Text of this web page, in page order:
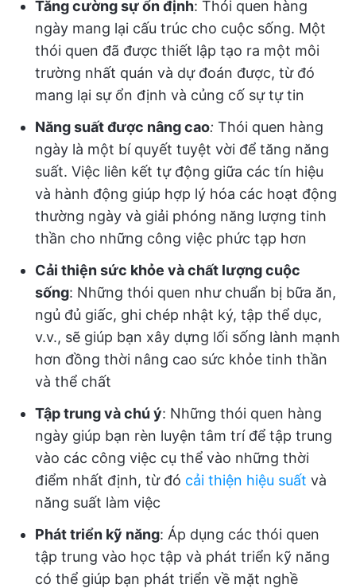
Tăng cường sự ổn định: Thói quen hàng
ngày mang lại cấu trúc cho cuộc sống. Một
thói quen đã được thiết lập tạo ra một môi
trường nhất quán và dự đoán được, từ đó
mang lại sự ổn định và củng cố sự tự tin
Năng suất được nâng cao: Thói quen hàng
ngày là một bí quyết tuyệt vời để tăng năng
suất. Việc liên kết tự động giữa các tín hiệu
và hành động giúp hợp lý hóa các hoạt động
thường ngày và giải phóng năng lượng tinh
thần cho những công việc phức tạp hơn
Cải thiện sức khỏe và chất lượng cuộc
sống: Những thói quen như chuẩn bị bữa ăn,
ngủ đủ giấc, ghi chép nhật ký, tập thể dục,
v.v., sẽ giúp bạn xây dựng lối sống lành mạnh
hơn đồng thời nâng cao sức khỏe tinh thần
và thể chất
Tập trung và chú ý: Những thói quen hàng
ngày giúp bạn rèn luyện tâm trí để tập trung
vào các công việc cụ thể vào những thời
điểm nhất định, từ đó cải thiện hiệu suất và
năng suất làm việc
Phát triển kỹ năng: Áp dụng các thói quen
tập trung vào học tập và phát triển kỹ năng
có thể giúp bạn phát triển về mặt nghề